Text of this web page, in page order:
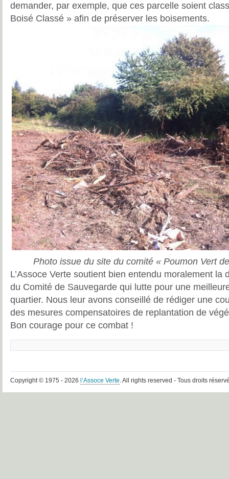
demander, par exemple, que ces parcelle soient
Boisé Classé » afin de préserver les boisements.
Photo issue du site du comité « Poumon Vert
L’Assoce Verte soutient bien entendu moralement la
du Comité de Sauvegarde qui lutte pour une
quartier. Nous leur avons conseillé de rédiger une
des mesures compensatoires de replantation de
Bon courage pour ce combat !
Copyright © 1975 - 2026 l’Assoce Verte. All rights reserved - Tous droits